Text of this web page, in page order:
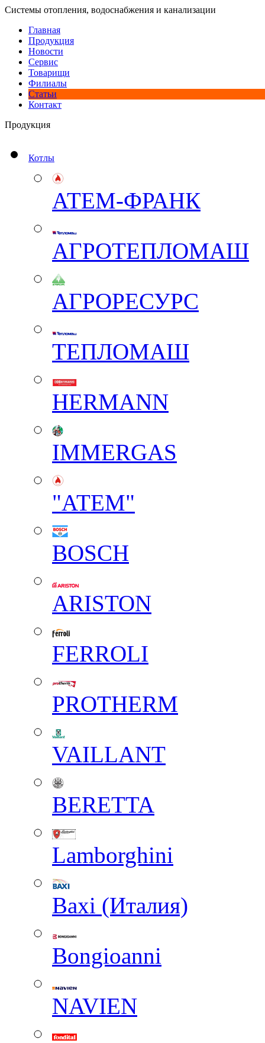
Системы отопления, водоснабжения и канализации
Главная
Продукция
Новости
Сервис
Товарищи
Филиалы
Статьи
Контакт
Продукция
Котлы
АТЕМ-ФРАНК
АГРОТЕПЛОМАШ
АГРОРЕСУРС
ТЕПЛОМАШ
HERMANN
IMMERGAS
"АТЕМ"
BOSCH
ARISTON
FERROLI
PROTHERM
VAILLANT
BERETTA
Lamborghini
Baxi (Италия)
Вongioanni
NAVIEN